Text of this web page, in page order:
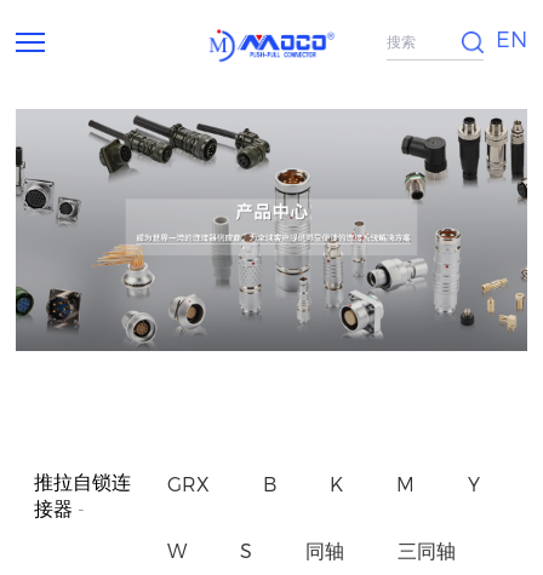
EN
推拉自锁连
接器 -
GRX B K M Y
W S 同轴 三同轴